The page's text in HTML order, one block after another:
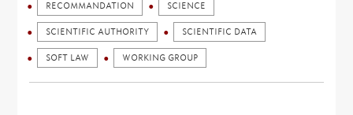
RECOMMANDATION SCIENCE
SCIENTIFIC AUTHORITY SCIENTIFIC DATA
SOFT LAW WORKING GROUP